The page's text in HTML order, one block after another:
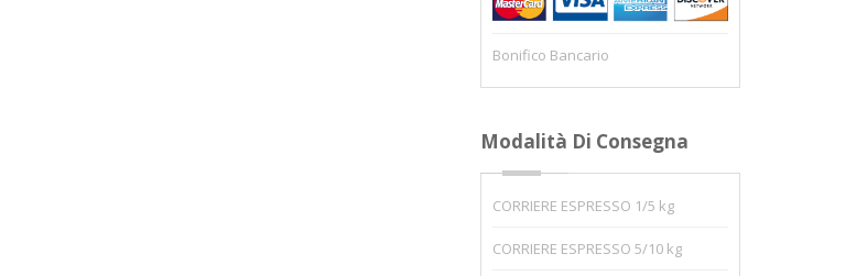
Bonifico Bancario
Modalità Di Consegna
CORRIERE ESPRESSO 1/5 kg
CORRIERE ESPRESSO 5/10 kg